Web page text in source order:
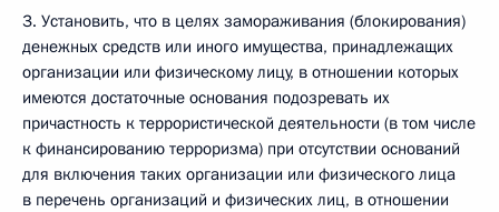
3. Установить, что в целях замораживания (блокирования)
денежных средств или иного имущества, принадлежащих
организации или физическому лицу, в отношении которых
имеются достаточные основания подозревать их
причастность к террористической деятельности (в том числе
к финансированию терроризма) при отсутствии оснований
для включения таких организации или физического лица
в перечень организаций и физических лиц, в отношении